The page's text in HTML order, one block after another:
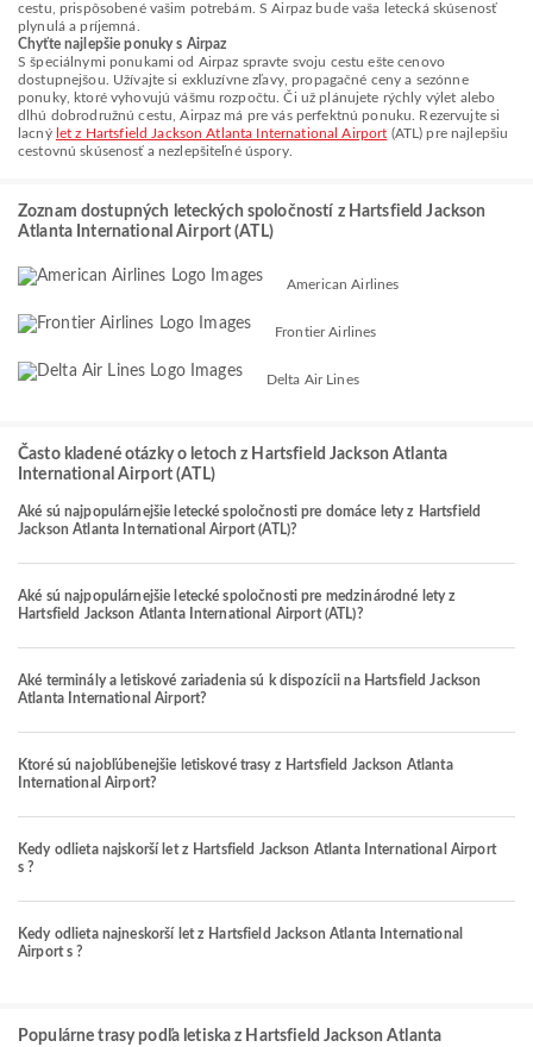
cestu, prispôsobené vašim potrebám. S Airpaz bude vaša letecká skúsenosť
plynulá a príjemná.
Chyťte najlepšie ponuky s Airpaz
S špeciálnymi ponukami od Airpaz spravte svoju cestu ešte cenovo
dostupnejšou. Užívajte si exkluzívne zľavy, propagačné ceny a sezónne
ponuky, ktoré vyhovujú vášmu rozpočtu. Či už plánujete rýchly výlet alebo
dlhú dobrodružnú cestu, Airpaz má pre vás perfektnú ponuku. Rezervujte si
lacný let z Hartsfield Jackson Atlanta International Airport (ATL) pre najlepšiu
cestovnú skúsenosť a nezlepšiteľné úspory.
Zoznam dostupných leteckých spoločností z Hartsfield Jackson
Atlanta International Airport (ATL)
American Airlines
Frontier Airlines
Delta Air Lines
Často kladené otázky o letoch z Hartsfield Jackson Atlanta
International Airport (ATL)
Aké sú najpopulárnejšie letecké spoločnosti pre domáce lety z Hartsfield
Jackson Atlanta International Airport (ATL)?
Aké sú najpopulárnejšie letecké spoločnosti pre medzinárodné lety z
Hartsfield Jackson Atlanta International Airport (ATL)?
Aké terminály a letiskové zariadenia sú k dispozícii na Hartsfield Jackson
Atlanta International Airport?
Ktoré sú najobľúbenejšie letiskové trasy z Hartsfield Jackson Atlanta
International Airport?
Kedy odlieta najskorší let z Hartsfield Jackson Atlanta International Airport
s ?
Kedy odlieta najneskorší let z Hartsfield Jackson Atlanta International
Airport s ?
Populárne trasy podľa letiska z Hartsfield Jackson Atlanta